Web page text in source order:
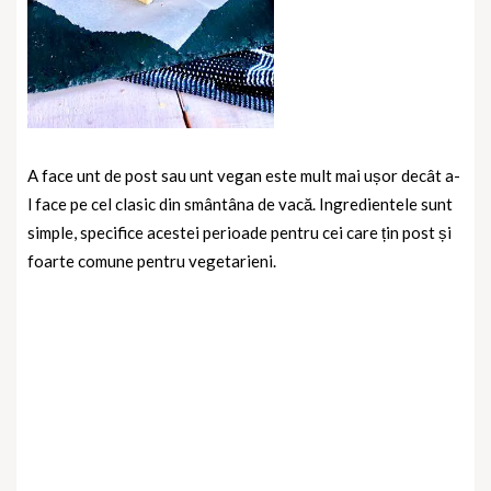
A face unt de post sau unt vegan este mult mai ușor decât a-
l face pe cel clasic din smântâna de vacă. Ingredientele sunt
simple, specifice acestei perioade pentru cei care țin post și
foarte comune pentru vegetarieni.